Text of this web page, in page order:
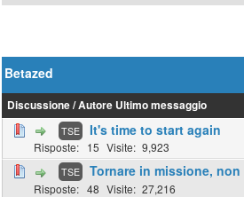
Betazed
Discussione/Autore Ultimo messaggio
TSE It's time to start again
15 9,923
TSE Tornare in missione, non
48 27,216